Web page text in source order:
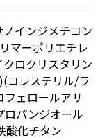
ノインジメチコン
マーポリエチレ
クロクリスタリン
コレステリル/ラ
フェロールアサ
パンジオール
酸化チタン